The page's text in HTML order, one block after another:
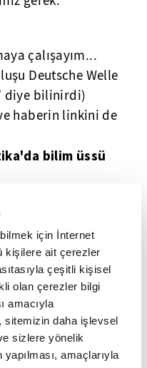
için İnternet
kişilere ait çerezler
çeşitli kişisel
olan çerezler bilgi
amacıyla
sitemizin daha işlevsel
sizlere yönelik
amaçlarıyla
çalışayım...
Deutsche Welle
diye bilinirdi)
haberin linkini de
bilim üssü
öfekelendim ama
bizim
hatta nefret
" diye
çevirirler,